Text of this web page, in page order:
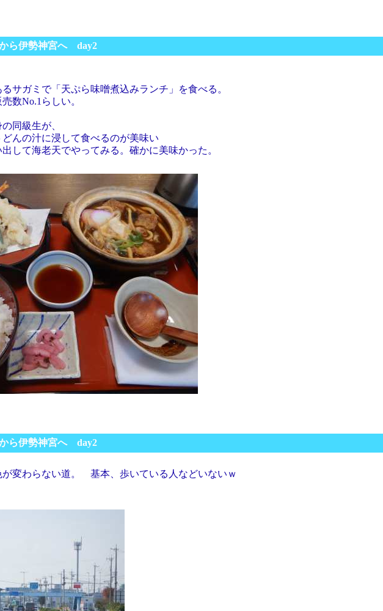
ら伊勢神宮へ day2
サガミで「天ぷら味噌煮込みランチ」を食べる。
数No.1らしい。
同級生が、
んの汁に浸して食べるのが美味い
して海老天でやってみる。確かに美味かった。
ら伊勢神宮へ day2
が変わらない道。 基本、歩いている人などいないｗ